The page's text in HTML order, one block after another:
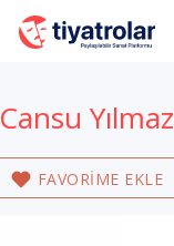
Cansu Yılmaz
FAVORİME EKLE